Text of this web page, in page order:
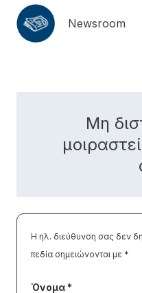
Newsroom
Μη
Η ηλ. διεύθυνση σας δεν
πεδία σημειώνονται με *